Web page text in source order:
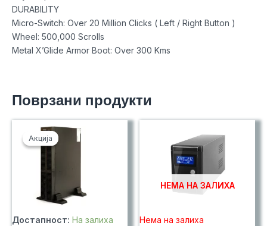
DURABILITY
Micro-Switch: Over 20 Million Clicks ( Left / Right Button )
Wheel: 500,000 Scrolls
Metal X’Glide Armor Boot: Over 300 Kms
Поврзани продукти
Акција
Акција
Достапност: На залиха
НЕМА НА ЗАЛИХА
Нема на залиха